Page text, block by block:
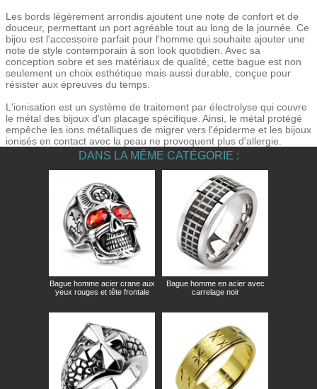
Les bords légèrement arrondis ajoutent une note de confort et de
douceur, permettant un port agréable tout au long de la journée. Ce
bijou est l'accessoire parfait pour l'homme qui souhaite ajouter une
note de style contemporain à son look quotidien. Avec sa
conception sobre et ses matériaux de qualité, cette bague est non
seulement un choix esthétique mais aussi durable, conçue pour
résister aux épreuves du temps.
L'ionisation est un système de traitement par électrolyse qui couvre
le métal des bijoux d'un placage spécifique. Ainsi, le métal protégé
empêche les ions métalliques de migrer vers l'épiderme et les bijoux
ionisés en contact avec la peau ne provoquent plus d'allergie.
DANS LA MÊME CATÉGORIE :
Bague homme acier crane aux
yeux rouges et tête frontale
Bague homme en acier avec
carrelage noir